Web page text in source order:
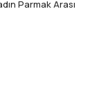
Parmak Arası